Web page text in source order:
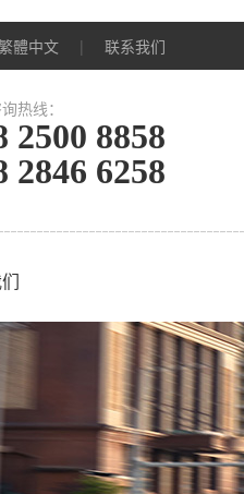
體中文 | 联系我们
热线：
2500 8858
2846 6258